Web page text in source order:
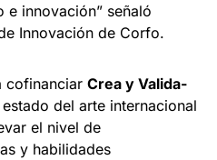
innovación” señaló
Innovación de Corfo.
cofinanciar Crea y Valida-
del arte internacional
el nivel de
y habilidades